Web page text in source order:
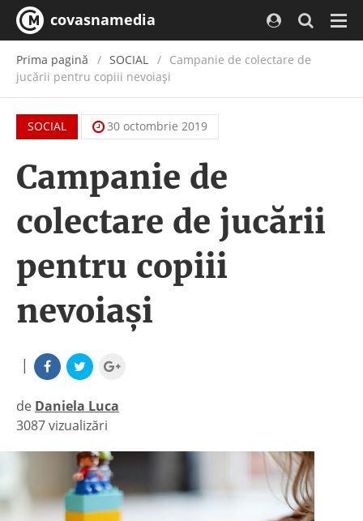
covasnamedia
Prima pagină SOCIAL
Campanie de colectare de
jucării pentru copiii nevoiași
SOCIAL 30 octombrie 2019
Campanie de
colectare de jucării
pentru copiii
nevoiași
|
de Daniela Luca
|
3087 vizualizări